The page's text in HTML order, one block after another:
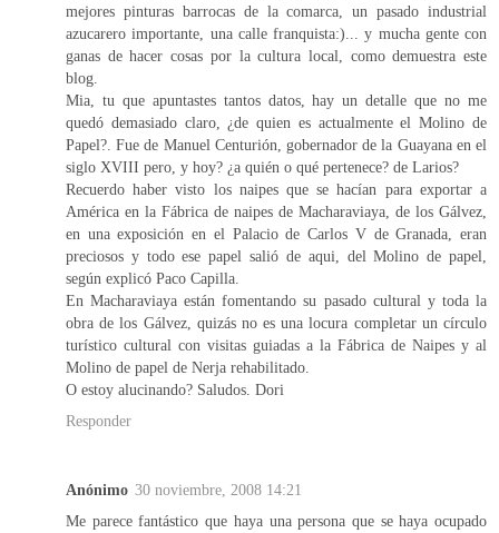
mejores pinturas barrocas de la comarca, un pasado industrial
azucarero importante, una calle franquista:)... y mucha gente con
ganas de hacer cosas por la cultura local, como demuestra este
blog.
Mia, tu que apuntastes tantos datos, hay un detalle que no me
quedó demasiado claro, ¿de quien es actualmente el Molino de
Papel?. Fue de Manuel Centurión, gobernador de la Guayana en el
siglo XVIII pero, y hoy? ¿a quién o qué pertenece? de Larios?
Recuerdo haber visto los naipes que se hacían para exportar a
América en la Fábrica de naipes de Macharaviaya, de los Gálvez,
en una exposición en el Palacio de Carlos V de Granada, eran
preciosos y todo ese papel salió de aqui, del Molino de papel,
según explicó Paco Capilla.
En Macharaviaya están fomentando su pasado cultural y toda la
obra de los Gálvez, quizás no es una locura completar un círculo
turístico cultural con visitas guiadas a la Fábrica de Naipes y al
Molino de papel de Nerja rehabilitado.
O estoy alucinando? Saludos. Dori
Responder
Anónimo 30 noviembre, 2008 14:21
Me parece fantástico que haya una persona que se haya ocupado